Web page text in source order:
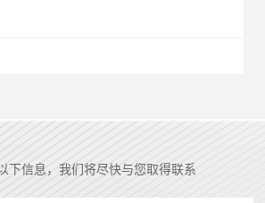
下信息，我们将尽快与您取得联系